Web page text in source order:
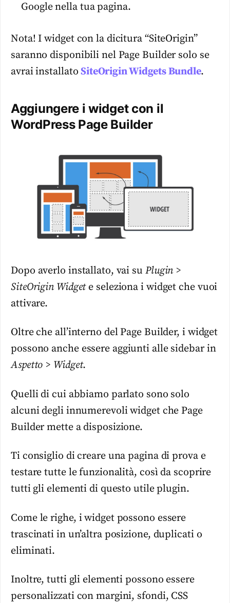
Google nella tua pagina.
Nota! I widget con la dicitura “SiteOrigin”
saranno disponibili nel Page Builder solo se
avrai installatoSiteOrigin Widgets Bundle.
Aggiungere i widget con il
WordPress Page Builder
Dopo averlo installato, vai su Plugin >
SiteOrigin Widgete seleziona i widget che vuoi
attivare.
Oltre che all’interno del Page Builder, i widget
possono anche essere aggiunti alle sidebar in
Aspetto > Widget.
Quelli di cui abbiamo parlato sono solo
alcuni degli innumerevoli widget che Page
Builder mette a disposizione.
Ti consiglio di creare una pagina di prova e
testare tutte le funzionalità, così da scoprire
tutti gli elementi di questo utile plugin.
Come le righe, i widget possono essere
trascinati in un’altra posizione, duplicati o
eliminati.
Inoltre, tutti gli elementi possono essere
personalizzati con margini, sfondi, CSS